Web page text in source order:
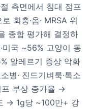
측면에서 침대 점프
회충·옴· MRSA 위
종합 평가해 결정하
미국 ~56% 고양이 동
알레르기 증상 악화
병· 진드기벼룩·톡소
부상 증가율 →
→ 1g당 ~100만+ 강